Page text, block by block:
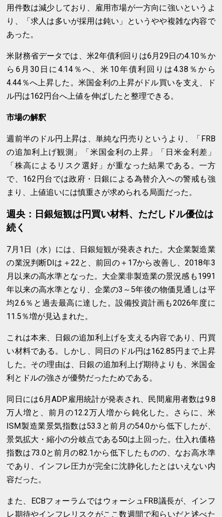
用件数は減少しており、雇用市場が一方向に強いというよ
り、「求人は多いが採用は鈍い」というやや複雑な内容で
あった。
米財務省データでは、米2年債利回りは6月29日の4.10％か
ら6月30日に4.14％へ、米10年債利回りは4.38％から
4.44％へ上昇した。米国金利の上昇がドル買いを支え、ド
ル円は162円台へ上値を伸ばしたと整理できる。
市場の解釈
週前半のドル円上昇は、単純な円売りというより、「FRB
の追加利上げ観測」「米国金利の上昇」「日米金利差」
「株高によるリスク選好」が重なった結果である。一方
で、162円台では政府・日銀による為替介入への警戒も強
まり、上値追いには慎重さが求められる局面だった。
週央：日銀短観は円買い材料、ただしドル優位は
続く
7月1日（水）には、日銀短観が発表された。大企業製造業
の業況判断DIは＋22と、前回の＋17から改善し、2018年3
月以来の高水準となった。大企業非製造業の景況感も1991
年以来の高水準となり、企業の3～5年後の物価見通しは平
均2.6％と過去最高に達した。設備投資計画も2026年度に
11.5％増が見込まれた。
これは本来、日銀の追加利上げを支える内容であり、円買
い材料である。しかし、同日のドル円は162.85円まで上昇
した。その理由は、日銀の追加利上げ期待よりも、米国金
利とドルの強さが優勢だったためである。
同日には6月ADP雇用統計が発表され、民間雇用者数は9.8
万人増と、前月の12.2万人増から鈍化した。さらに、米
ISM製造業景気指数は53.3と前月の54.0から低下したが、
景気拡大・縮小の分岐点である50は上回った。仕入れ価格
指数は73.0と前月の82.1から低下したものの、なお高水準
であり、インフレ圧力が完全に沈静化したとはいえない内
容だった。
また、ECBフォーラムではウォーシュFRB議長が、インフ
レ期待やインフレリスクがここ数週間で和らいだと述べた